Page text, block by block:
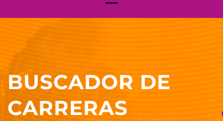
BUSCADOR DE
CARRERAS